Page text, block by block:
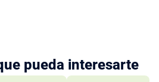
pueda interesarte